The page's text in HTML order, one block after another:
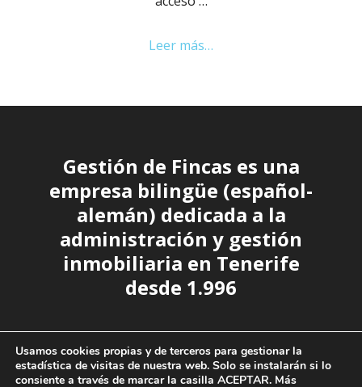
Leer más…
horas
Gestión de Fincas es una
empresa bilingüe (español-
alemán) dedicada a la
administración y gestión
inmobiliaria en Tenerife
desde 1.996
Usamos cookies propias y de terceros para gestionar la
estadística de visitas de nuestra web. Solo se instalarán si lo
consiente a través de marcar la casilla ACEPTAR. Más